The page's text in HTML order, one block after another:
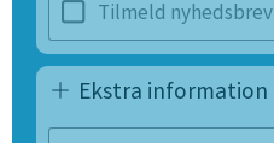
Tilmeld nyhedsbrev
Ekstra information